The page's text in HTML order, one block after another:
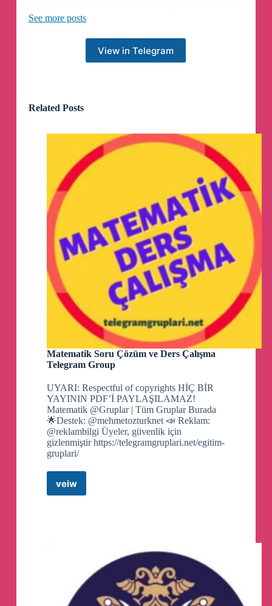
Samsun Bölge Eğitim Toplantımız
📍Van Bölge Eğitim Toplantımız
See more posts
View in Telegram
Related Posts
Matematik Soru Çözüm ve Ders Çalışma
Telegram Group
UYARI: Respectful of copyrights HİÇ BİR
YAYININ PDF’İ PAYLAŞILAMAZ!
Matematik @Gruplar | Tüm Gruplar Burada
🌟Destek: @mehmetozturknet 📣 Reklam:
@reklambilgi Üyeler, güvenlik için
gizlenmiştir https://telegramgruplari.net/egitim-
gruplari/
veiwMatematik